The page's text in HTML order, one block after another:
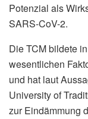
Potenzial als
SARS-CoV-2.
Die TCM bildete
wesentlichen
und hat laut
University of
zur Eindämmung